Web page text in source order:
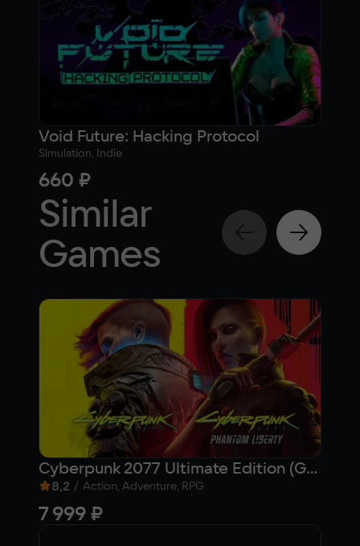
Void Future: Hacking Protocol
Simulation, Indie
660 ₽
Similar
Games
Cyberpunk 2077 Ultimate Edition (GOG)
8,2 / Action, Adventure, RPG
7 999 ₽